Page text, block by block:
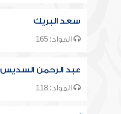
سعد البريك
المواد: 165
عبد الرحمن السديس
المواد: 118